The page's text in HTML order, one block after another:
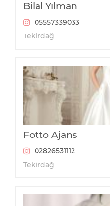
Bilal Yılman
05557339033
Tekirdağ
Fotto Ajans
02826531112
Tekirdağ